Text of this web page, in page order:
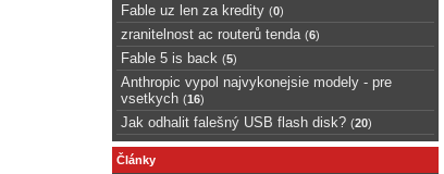
Fable uz len za kredity (0)
zranitelnost ac routerů tenda (6)
Fable 5 is back (5)
Anthropic vypol najvykonejsie modely - pre
vsetkych (16)
Jak odhalit falešný USB flash disk? (20)
Články